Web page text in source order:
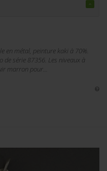
en métal, peinture kaki à 70%.
série 87356. Les niveaux à
marron pour...